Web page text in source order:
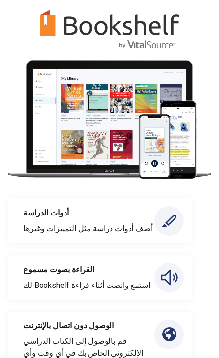
أدوات الدراسة
أضف أدوات دراسة مثل التمييزات وغيرها
القراءة بصوت مسموع
استمع وانصت أثناء قراءة Bookshelf لك
الوصول دون اتصال بالإنترنت
قم بالوصول إلى الكتاب الدراسي
الإلكتروني الخاص بك في أي وقت وأي